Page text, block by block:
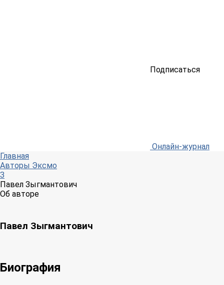
Подписаться
Онлайн-журнал
Главная
Авторы Эксмо
З
Павел Зыгмантович
Об авторе
Павел Зыгмантович
Биография